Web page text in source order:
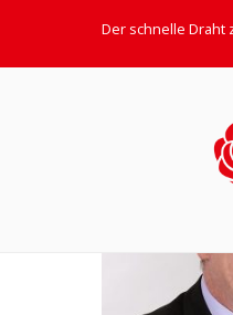
Der schnelle Draht